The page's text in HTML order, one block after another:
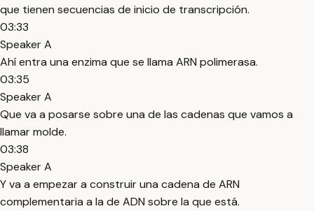
que tienen secuencias de inicio de transcripción.
03:33
Speaker A
Ahí entra una enzima que se llama ARN polimerasa.
03:35
Speaker A
Que va a posarse sobre una de las cadenas que vamos a
llamar molde.
03:38
Speaker A
Y va a empezar a construir una cadena de ARN
complementaria a la de ADN sobre la que está.